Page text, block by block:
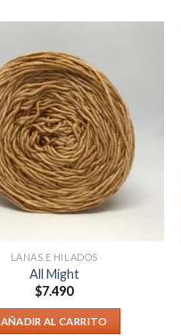
LANAS E HILADOS
All Might
$7.490
AÑADIR AL CARRITO